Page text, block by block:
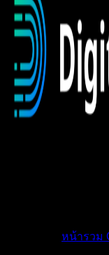
หน้ารวม